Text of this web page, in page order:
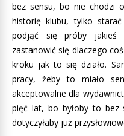
bez sensu, bo nie chodzi
historię klubu, tylko
podjąć się próby jakieś
zastanowić się dlaczego
kroku jak to się działo.
pracy, żeby to miało
akceptowalne dla
pięć lat, bo byłoby to bez
dotyczyłaby już